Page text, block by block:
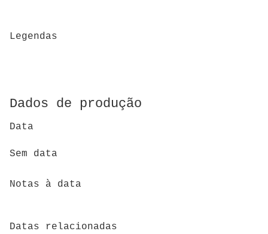
Legendas
Dados de produção
Data
Sem data
Notas à data
Datas relacionadas